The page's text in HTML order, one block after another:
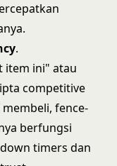
.
item ini" atau
competitive
fence-
berfungsi
timers dan